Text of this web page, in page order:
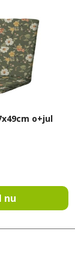
o+jul
nu